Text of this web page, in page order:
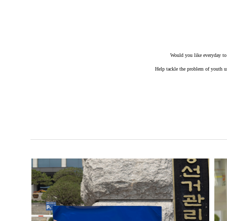
Would you like everyday
Help tackle the problem of youth